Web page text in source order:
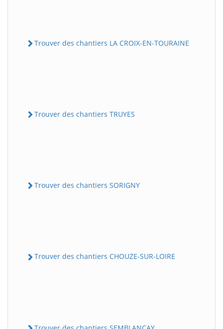
Trouver des chantiers LA CROIX-EN-TOURAINE
Trouver des chantiers TRUYES
Trouver des chantiers SORIGNY
Trouver des chantiers CHOUZE-SUR-LOIRE